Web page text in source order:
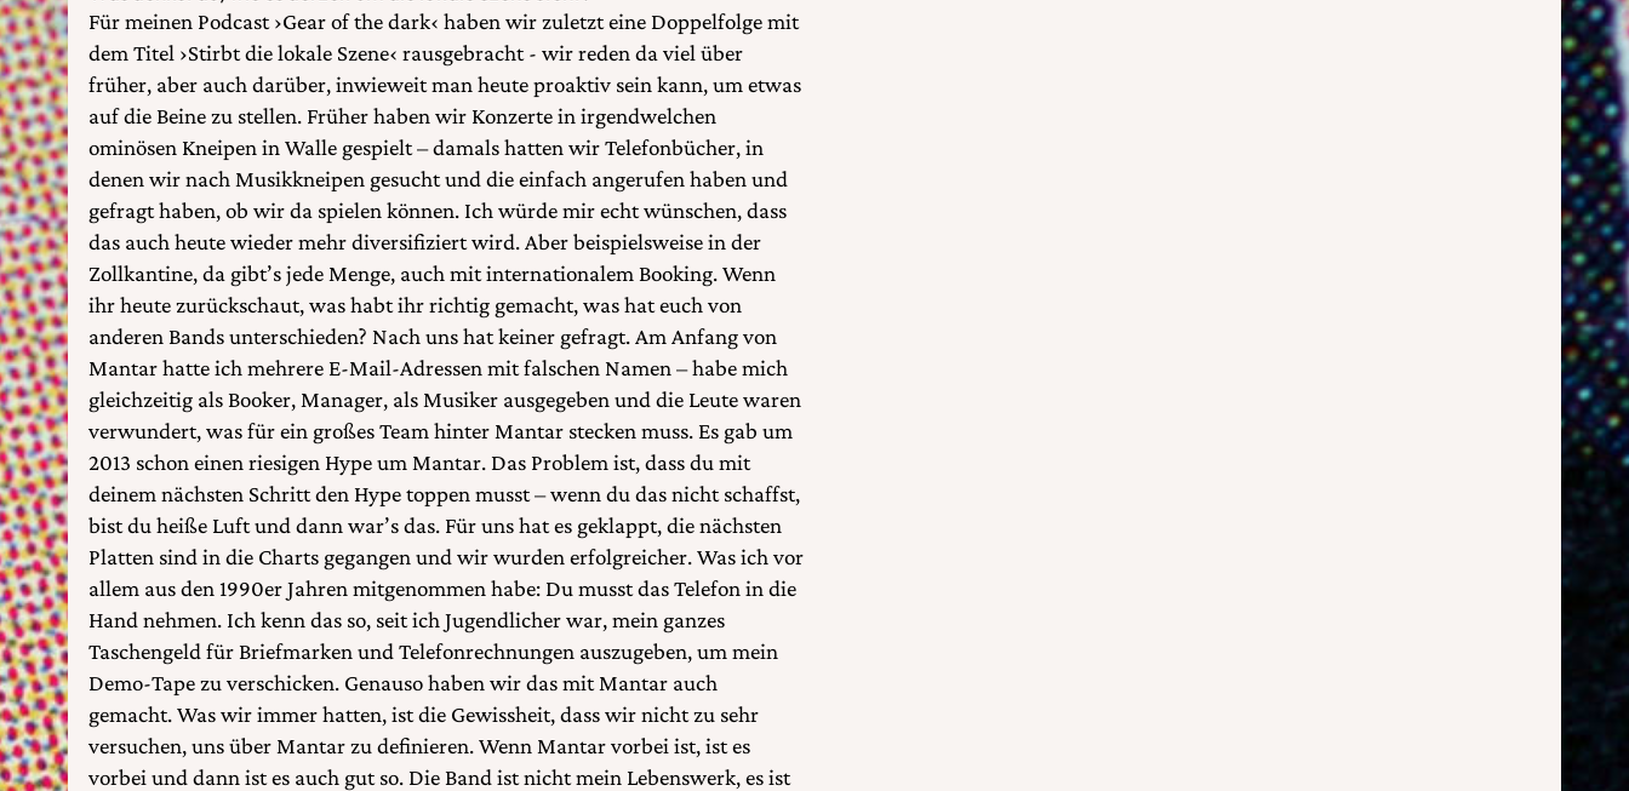
Für meinen Podcast ›Gear of the dark‹ haben wir zuletzt eine Doppelfolge mit
dem Titel ›Stirbt die lokale Szene‹ rausgebracht - wir reden da viel über
früher, aber auch darüber, inwieweit man heute proaktiv sein kann, um etwas
auf die Beine zu stellen. Früher haben wir Konzerte in irgendwelchen
ominösen Kneipen in Walle gespielt – damals hatten wir Telefonbücher, in
denen wir nach Musikkneipen gesucht und die einfach angerufen haben und
gefragt haben, ob wir da spielen können. Ich würde mir echt wünschen, dass
das auch heute wieder mehr diversifiziert wird. Aber beispielsweise in der
Zollkantine, da gibt’s jede Menge, auch mit internationalem Booking. Wenn
ihr heute zurückschaut, was habt ihr richtig gemacht, was hat euch von
anderen Bands unterschieden? Nach uns hat keiner gefragt. Am Anfang von
Mantar hatte ich mehrere E-Mail-Adressen mit falschen Namen – habe mich
gleichzeitig als Booker, Manager, als Musiker ausgegeben und die Leute waren
verwundert, was für ein großes Team hinter Mantar stecken muss. Es gab um
2013 schon einen riesigen Hype um Mantar. Das Problem ist, dass du mit
deinem nächsten Schritt den Hype toppen musst – wenn du das nicht schaffst,
bist du heiße Luft und dann war’s das. Für uns hat es geklappt, die nächsten
Platten sind in die Charts gegangen und wir wurden erfolgreicher. Was ich vor
allem aus den 1990er Jahren mitgenommen habe: Du musst das Telefon in die
Hand nehmen. Ich kenn das so, seit ich Jugendlicher war, mein ganzes
Taschengeld für Briefmarken und Telefonrechnungen auszugeben, um mein
Demo-Tape zu verschicken. Genauso haben wir das mit Mantar auch
gemacht. Was wir immer hatten, ist die Gewissheit, dass wir nicht zu sehr
versuchen, uns über Mantar zu definieren. Wenn Mantar vorbei ist, ist es
vorbei und dann ist es auch gut so. Die Band ist nicht mein Lebenswerk, es ist